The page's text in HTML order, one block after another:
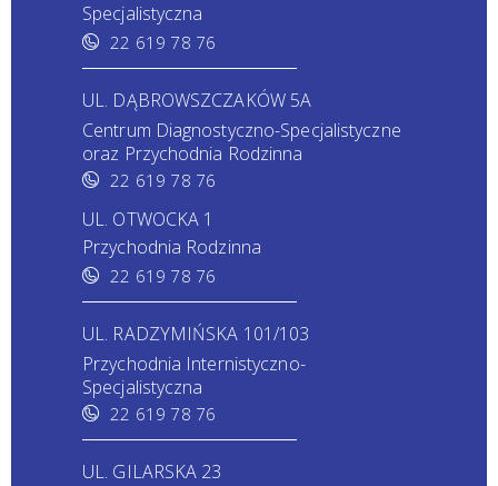
Specjalistyczna
22 619 78 76
UL. DĄBROWSZCZAKÓW 5A
Centrum Diagnostyczno-Specjalistyczne
oraz Przychodnia Rodzinna
22 619 78 76
UL. OTWOCKA 1
Przychodnia Rodzinna
22 619 78 76
UL. RADZYMIŃSKA 101/103
Przychodnia Internistyczno-
Specjalistyczna
22 619 78 76
UL. GILARSKA 23